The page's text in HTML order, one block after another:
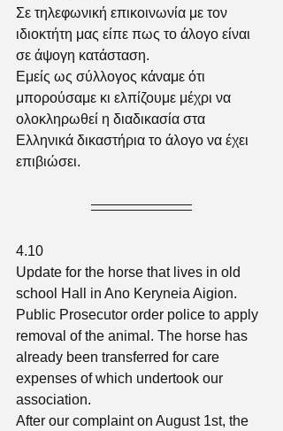
Σε τηλεφωνική επικοινωνία με τον
ιδιοκτήτη μας είπε πως το άλογο είναι
σε άψογη κατάσταση.
Εμείς ως σύλλογος κάναμε ότι
μπορούσαμε κι ελπίζουμε μέχρι να
ολοκληρωθεί η διαδικασία στα
Ελληνικά δικαστήρια το άλογο να έχει
επιβιώσει.
4.10
Update for the horse that lives in old
school Hall in Ano Keryneia Aigion.
Public Prosecutor order police to apply
removal of the animal. The horse has
already been transferred for care
expenses of which undertook our
association.
After our complaint on August 1st, the